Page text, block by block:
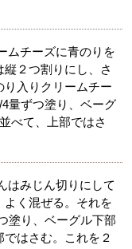
ムチーズに青のりを
２つ割りにし、さ
り入りクリームチー
量ずつ塗り、ベーグ
べて、上部ではさ
はみじん切りにして
く混ぜる。それを
塗り、ベーグル下部
はさむ。これを２